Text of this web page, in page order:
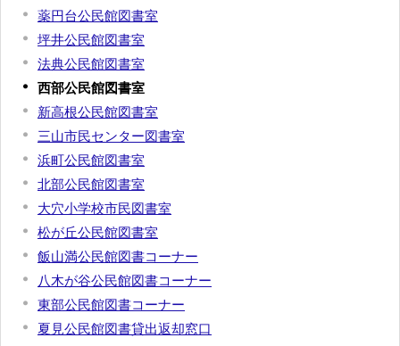
薬円台公民館図書室
坪井公民館図書室
法典公民館図書室
西部公民館図書室
新高根公民館図書室
三山市民センター図書室
浜町公民館図書室
北部公民館図書室
大穴小学校市民図書室
松が丘公民館図書室
飯山満公民館図書コーナー
八木が谷公民館図書コーナー
東部公民館図書コーナー
夏見公民館図書貸出返却窓口